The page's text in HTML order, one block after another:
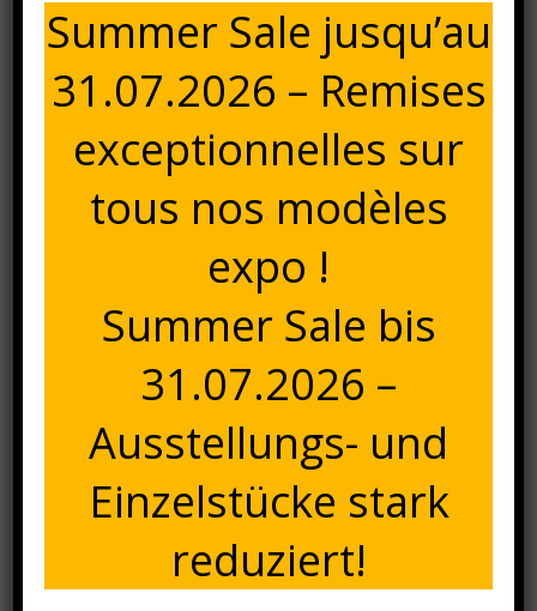
Coussins Décoratifs
12,50€ Taxes comprises
décoratifs
Ajouter au panier
Catégories :Accessoires déco,Coussins
Description
Summer Sale jusqu’au
31.07.2026 – Remises
exceptionnelles sur
tous nos modèles
expo !
Summer Sale bis
31.07.2026 –
Ausstellungs- und
Einzelstücke stark
reduziert!